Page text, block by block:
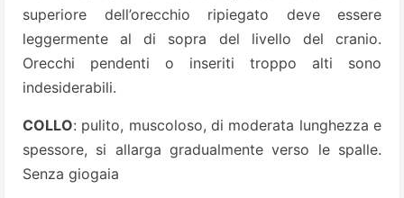
superiore dell’orecchio ripiegato deve essere
leggermente al di sopra del livello del cranio.
Orecchi pendenti o inseriti troppo alti sono
indesiderabili.
COLLO: pulito, muscoloso, di moderata lunghezza e
spessore, si allarga gradualmente verso le spalle.
Senza giogaia